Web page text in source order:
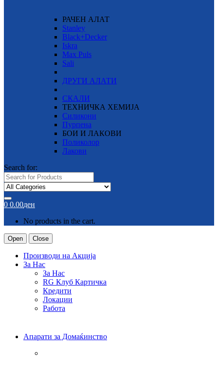
РАЧЕН АЛАТ
Stanley
Black+Decker
Iskra
Max Puls
Sali
ДРУГИ АЛАТИ
СКАЛИ
ТЕХНИЧКА ХЕМИЈА
Силикони
Пурпена
БОИ И ЛАКОВИ
Поликолор
Лакови
Search for:
0 0.00ден
No products in the cart.
Open Close
Производи на Акција
За Нас
За Нас
RG Клуб Картичка
Кредити
Локации
Работа
Апарати за Домаќинство